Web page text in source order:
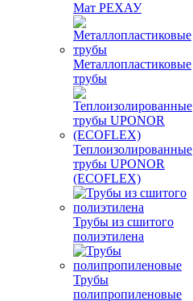
Мат РЕХАУ
Металлопластиковые
трубы
Теплоизолированные
трубы UPONOR
(ECOFLEX)
Трубы из сшитого
полиэтилена
Трубы
полипропиленовые